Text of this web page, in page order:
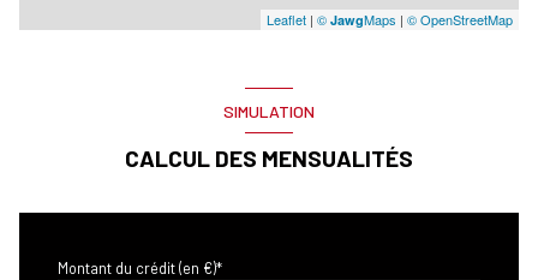
Leaflet | © JawgMaps | © OpenStreetMap
SIMULATION
CALCUL DES MENSUALITÉS
Montant du crédit (en €)*